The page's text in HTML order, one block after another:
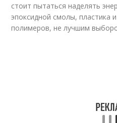
стоит пытаться наделять
эпоксидной смолы, пластика
полимеров, не лучшим